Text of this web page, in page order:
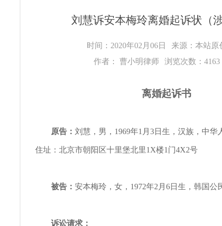
刘慧诉安本梅玲离婚起诉状（
时间：2020年02月06日
来源：本站
作者： 曹小明律师
浏览次数：
离婚起诉书
原告： 刘慧，男，1969年1月3日生，汉族，中华
住址：北京市朝阳区十里堡北里1X楼1门4X2号
被告： 安本梅玲，女，1972年2月6日生，韩国公
诉讼请求：